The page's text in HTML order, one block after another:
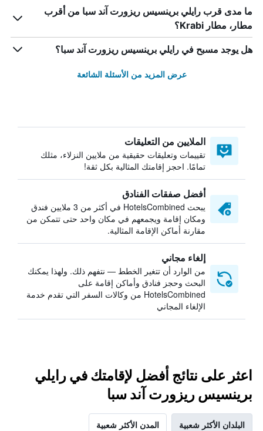
ما مدى قرب رايلي برينسيس ريزورت آند سبا من أقرب
مطار، مطار Krabi؟
هل يوجد مسبح في رايلي برينسيس ريزورت آند سبا؟
عرض المزيد من الأسئلة الشائعة
الملايين من التعليقات
تقييمات وتعليقات حقيقية من ملايين النزلاء، مثلك
تمامًا. احجز إقامتك المثالية بكل ثقة!
أفضل صفقات الفنادق
يبحث HotelsCombined في أكثر من 3 ملايين فندق
ومكان إقامة ويجمعهم في مكان واحد حتى تتمكن من
مقارنة أماكن الإقامة المثالية.
إلغاء مجاني
من الوارد أن تتغير الخطط — نتفهم ذلك. ولهذا يمكنك
البحث وحجز فنادق وأماكن إقامة على
HotelsCombined من وكالات السفر التي تقدم خدمة
الإلغاء المجاني
اعثر على نتائج أفضل لإقامتك في رايلي
برينسيس ريزورت آند سبا
البلدان الأكثر شعبية المدن الأكثر شعبية